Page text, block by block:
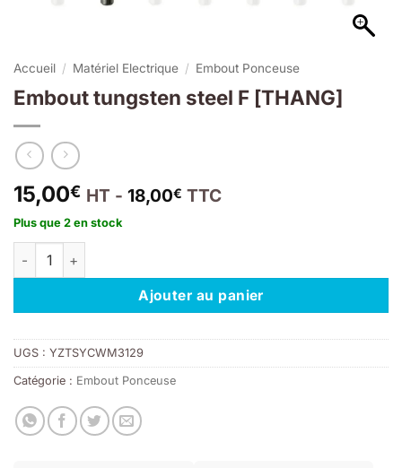
Accueil / Matériel Electrique / Embout Ponceuse
Embout tungsten steel F [THANG]
15,00€ HT - 18,00€ TTC
Plus que 2 en stock
quantité de Embout tungsten steel F [THANG]
Ajouter au panier
UGS : YZTSYCWM3129
Catégorie : Embout Ponceuse